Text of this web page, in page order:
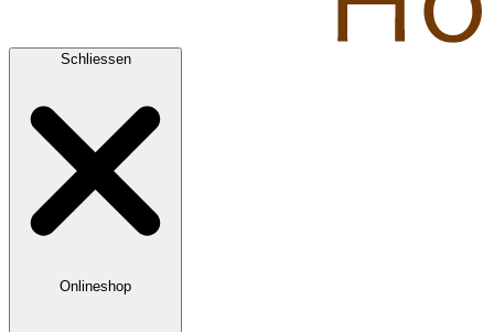
Schliessen
Onlineshop